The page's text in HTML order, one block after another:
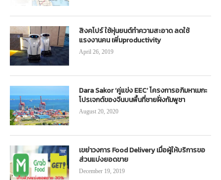
สิงคโปร์ ใช้หุ่นยนต์ทำความสะอาด ลดใช้
แรงงานคน เพิ่มproductivity
April 26, 2019
Dara Sakor ‘คู่แข่ง EEC’ โครงการอภิมหาเมกะ
โปรเจกต์ของจีนบนพื้นที่ชายฝั่งกัมพูชา
August 20, 2020
เขย่าวงการ Food Delivery เมื่อผู้ให้บริการขอ
ส่วนแบ่งยอดขาย
December 19, 2019